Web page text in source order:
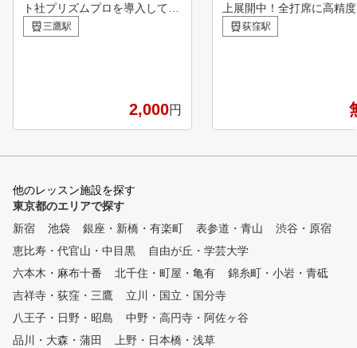
ト社プリズムプロを導入してい
ます。 1秒1500コマでインパク
トを捉える高速カメラと前方後
ーチに加えベテランコーチ、女
性コーチも在籍、あなたにぴっ
出るレッスンをお約束します。
動的ストレッチマシン「ホグレ
ル」も導入しスイングにおける
代償動作を防ぎケガを予防しま
す。 ※現在左利き打席のご用
で、その旨ご承知おきください
。
三鷹駅
2,000円
上展開中！全打席に高精
ュレーターを完備したレ
受け放題・レンジ使い放
度でも受けられて、短期
スコアアップを目指すこ
題が「見える化」されま
た、毎回自動的に2方向か
生や一時停止などで自分
ームを客観的かつ詳細に
ることができます。 ②シミュ
レーターを活用した専属
荻窪駅
他のレッスン施設を探す
東京都のエリアで探す
新宿
池袋 銀座・新橋・有楽町 表参道・青山
渋谷・原宿
恵比寿・代官山・中目黒
自由が丘・学芸大学
六本木・麻布十番
北千住・町屋・亀有
錦糸町・小岩・青砥
吉祥寺・荻窪・三鷹
立川・国立・国分寺
八王子・日野・昭島
中野・高円寺・阿佐ヶ谷
品川・大森・蒲田
上野・日本橋・浅草